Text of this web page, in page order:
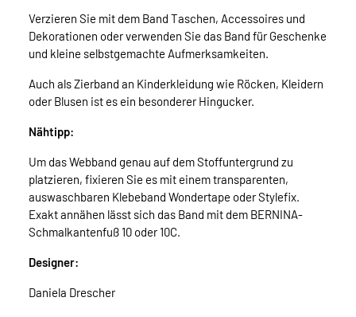
Verzieren Sie mit dem Band Taschen, Accessoires und
Dekorationen oder verwenden Sie das Band für Geschenke
und kleine selbstgemachte Aufmerksamkeiten.
Auch als Zierband an Kinderkleidung wie Röcken, Kleidern
oder Blusen ist es ein besonderer Hingucker.
Nähtipp:
Um das Webband genau auf dem Stoffuntergrund zu
platzieren, fixieren Sie es mit einem transparenten,
auswaschbaren Klebeband Wondertape oder Stylefix.
Exakt annähen lässt sich das Band mit dem BERNINA-
Schmalkantenfuß 10 oder 10C.
Designer:
Daniela Drescher